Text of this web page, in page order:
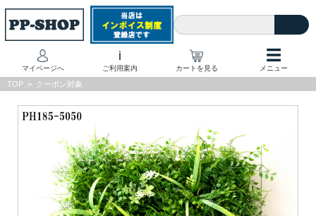
マイページへ
i
ご利用案内 カートを見る
☰
メニュー
TOP > クーポン対象